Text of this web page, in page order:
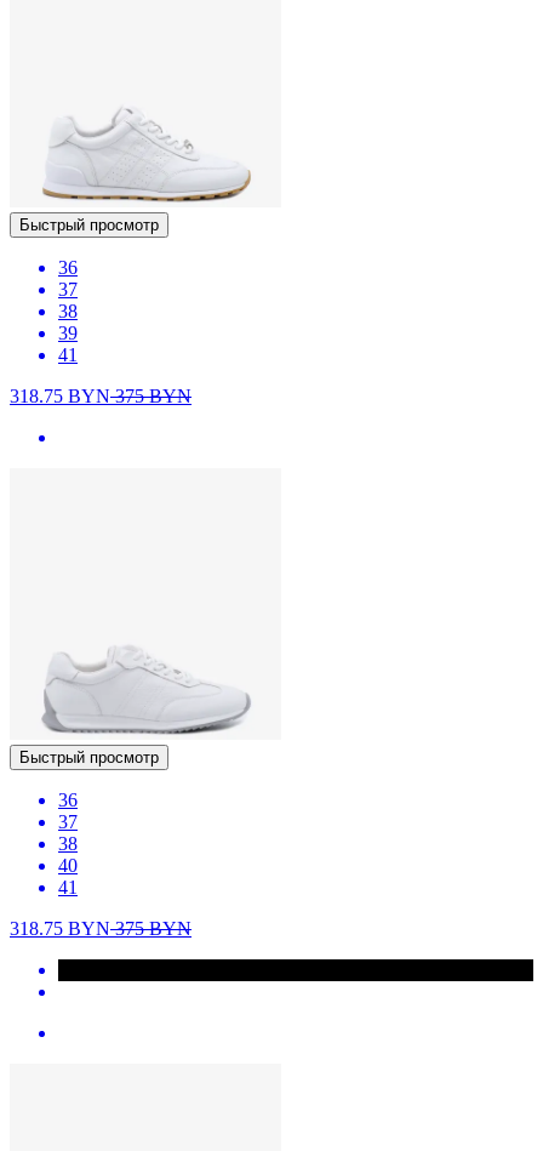
Быстрый просмотр
36
37
38
39
41
318.75 BYN375BYN
Быстрый просмотр
36
37
38
40
41
318.75 BYN375BYN